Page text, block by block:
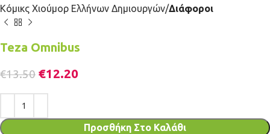
Κόμικς Χιούμορ Ελλήνων Δημιουργών Διάφοροι
Teza Omnibus
€13.50 €12.20
Προσθήκη Στο Καλάθι